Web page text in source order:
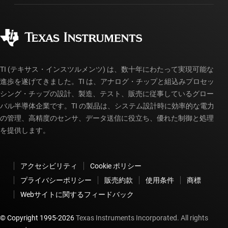
製造
myTI アカウントの FAQ
ご注文に関する FAQ
TI (テキサス・インスツルメンツ) は、数十年にわたって実現可能な
進歩を遂げてきました。TI は、アナログ・チップと組込みプロセッ
シング・チップの設計、製造、テスト、販売に従事しているグロー
バル半導体企業です。TI の製品は、システム設計時に効率的な電力
の管理、高精度のセンサ、データ送信に役立ち、優れた制御と処理
を提供します。
アクセシビリティ
Cookie ポリシー
プライバシーポリシー
販売約款 使用条件
商標
Webサイトに関するフィードバック
© Copyright 1995-2026Texas Instruments Incorporated. All rights